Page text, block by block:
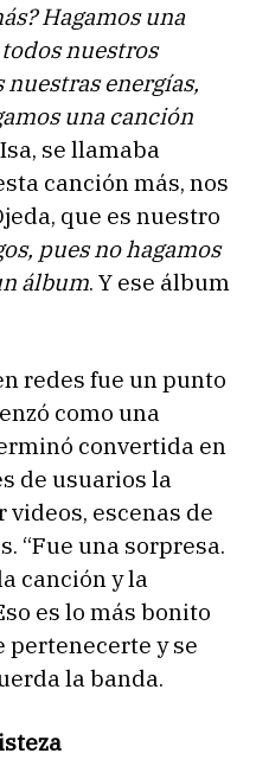
Hagamos una
nuestros
energías,
una canción
se llamaba
canción más, nos
que es nuestro
pues no hagamos
álbum. Y ese álbum
redes fue un punto
como una
convertida en
de usuarios la
escenas de
“Fue una sorpresa.
canción y la
es lo más bonito
pertenecerte y se
la banda.